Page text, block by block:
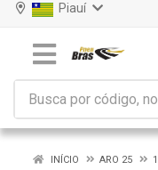
Piauí
INÍCIO ARO 25